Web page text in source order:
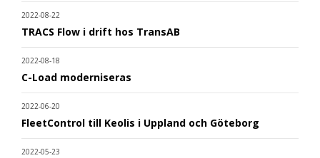
2022-08-22
TRACS Flow i drift hos TransAB
2022-08-18
C-Load moderniseras
2022-06-20
FleetControl till Keolis i Uppland och Göteborg
2022-05-23